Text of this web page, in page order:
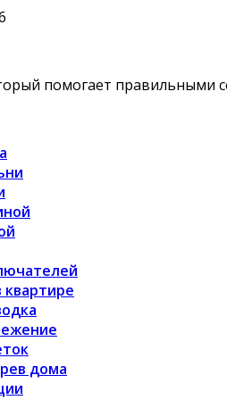
помогает правильными
дома